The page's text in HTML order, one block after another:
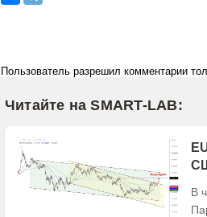
Пользователь разрешил комментарии
Читайте на SMART-LAB:
В